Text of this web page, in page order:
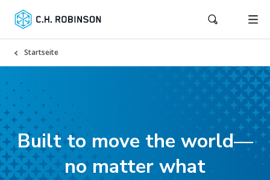
Startseite
Built to move the world—
no matter what